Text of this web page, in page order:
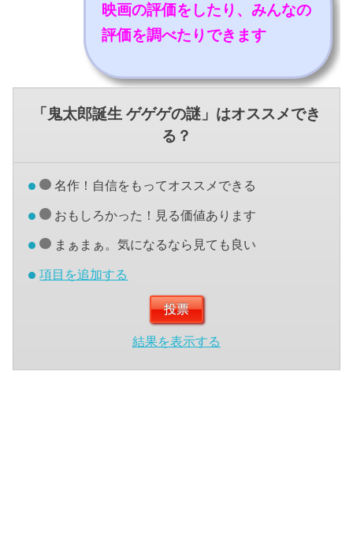
映画の評価をしたり、みんなの
評価を調べたりできます
「鬼太郎誕生 ゲゲゲの謎」はオススメでき
る？
名作！自信をもってオススメできる
おもしろかった！見る価値あります
まぁまぁ。気になるなら見ても良い
項目を追加する
結果を表示する